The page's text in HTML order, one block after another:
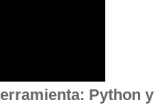
Python y